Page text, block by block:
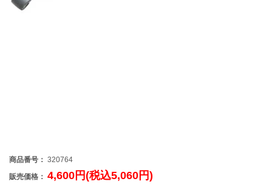
商品番号： 320764
販売価格： 4,600円(税込5,060円)